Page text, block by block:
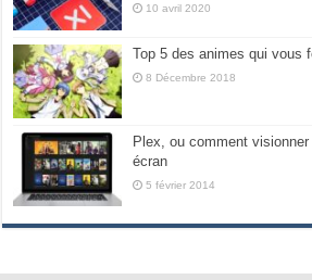
10 avril 2020
Top 5 des animes qui vous
8 Décembre 2018
Plex, ou comment
écran
5 février 2014